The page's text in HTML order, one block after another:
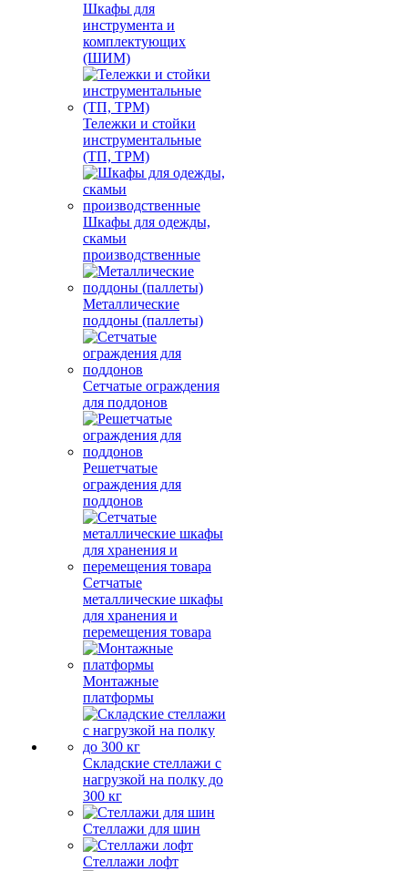
Шкафы для
инструмента и
комплектующих
(ШИМ)
Тележки и стойки
инструментальные
(ТП, ТРМ)
Шкафы для одежды,
скамьи
производственные
Металлические
поддоны (паллеты)
Сетчатые ограждения
для поддонов
Решетчатые
ограждения для
поддонов
Сетчатые
металлические шкафы
для хранения и
перемещения товара
Монтажные
платформы
Складские стеллажи с
нагрузкой на полку до
300 кг
Стеллажи для шин
Стеллажи лофт